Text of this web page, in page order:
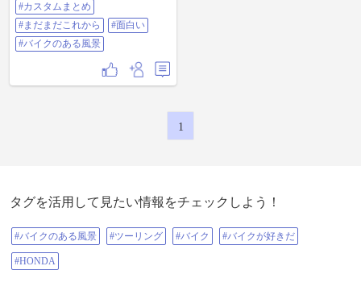
#カスタムまとめ
#まだまだこれから
#面白い
#バイクのある風景
1
タグを活用して見たい情報をチェックしよう！
#バイクのある風景 #ツーリング #バイク #バイクが好きだ
#HONDA